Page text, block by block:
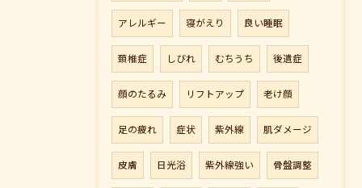
アレルギー 寝がえり 良い睡眠
頚椎症 しびれ むちうち 後遺症
顔のたるみ リフトアップ 老け顔
足の疲れ 症状 紫外線 肌ダメージ
皮膚 日光浴 紫外線強い 骨盤調整